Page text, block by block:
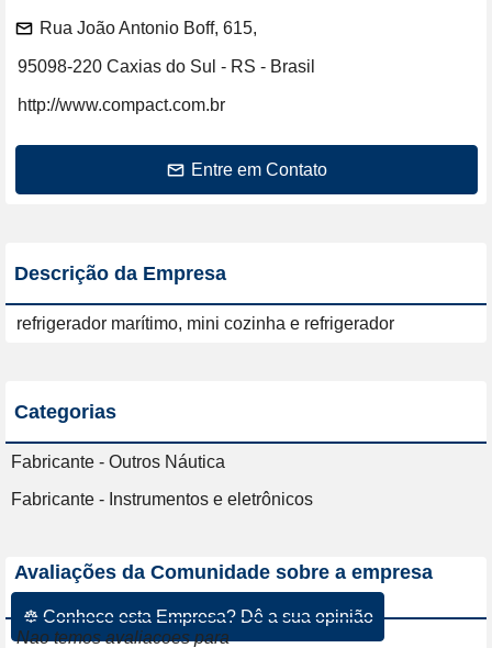
Rua João Antonio Boff, 615,
95098-220 Caxias do Sul - RS - Brasil
http://www.compact.com.br
Entre em Contato
Descrição da Empresa
refrigerador marítimo, mini cozinha e refrigerador
Categorias
Fabricante - Outros Náutica
Fabricante - Instrumentos e eletrônicos
Avaliações da Comunidade sobre a empresa
☸ Conhece esta Empresa? Dê a sua opinião
Nao temos avaliacoes para